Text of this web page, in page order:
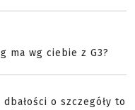
ma wg ciebie z G3?
o szczegóły to